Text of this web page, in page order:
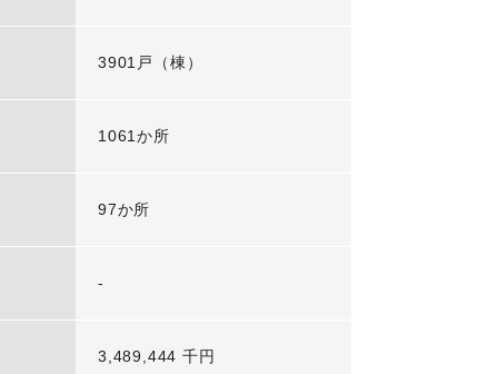
3901戸（棟）
1061か所
97か所
-
3,489,444 千円